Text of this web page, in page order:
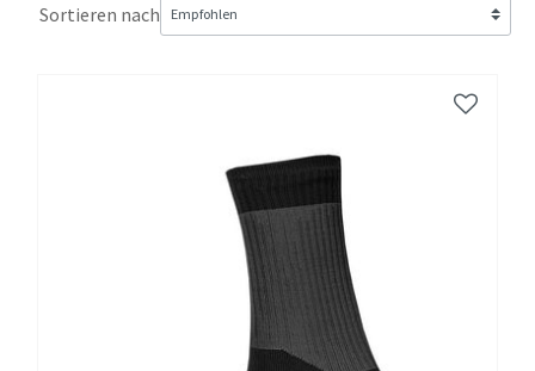
Sortieren nach